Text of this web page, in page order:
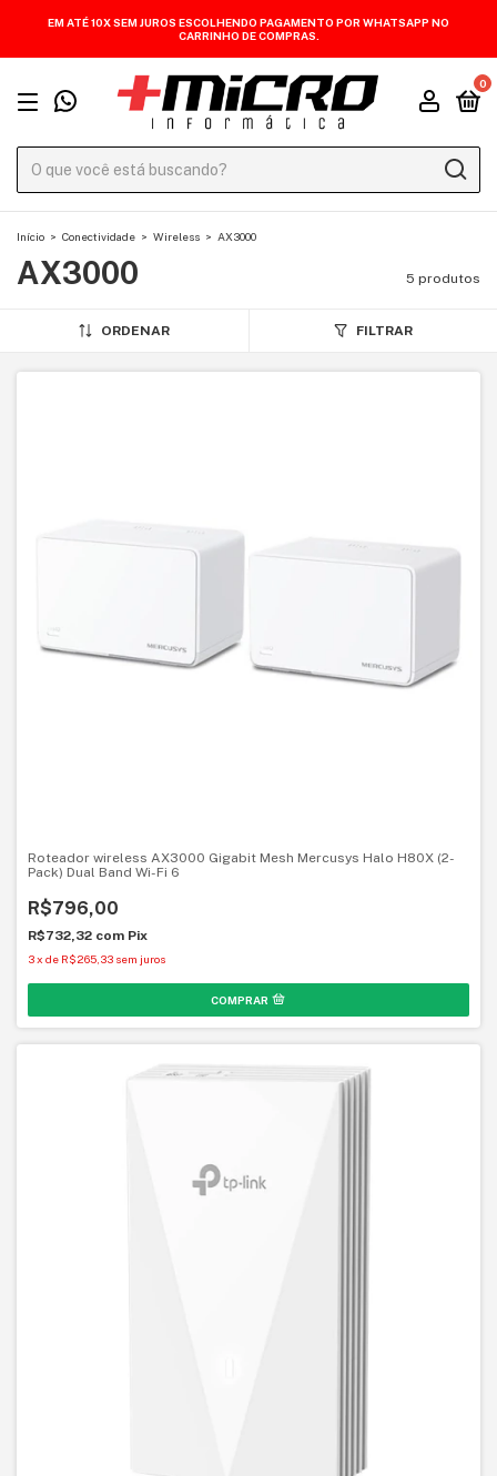
EM ATÉ 10X SEM JUROS ESCOLHENDO PAGAMENTO POR WHATSAPP NO
CARRINHO DE COMPRAS.
0
Início > Conectividade > Wireless > AX3000
AX3000 5 produtos
ORDENAR FILTRAR
Roteador wireless AX3000 Gigabit Mesh Mercusys Halo H80X (2-
Pack) Dual Band Wi-Fi 6
R$796,00
R$732,32 com Pix
3x de R$265,33 sem juros